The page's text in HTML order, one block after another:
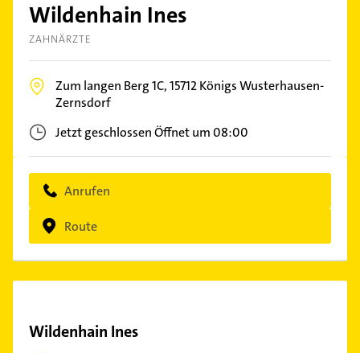
Wildenhain Ines
ZAHNÄRZTE
Zum langen Berg 1C,15712Königs Wusterhausen-
Zernsdorf
Jetzt geschlossenÖffnet um 08:00
Anrufen
Route
Wildenhain Ines